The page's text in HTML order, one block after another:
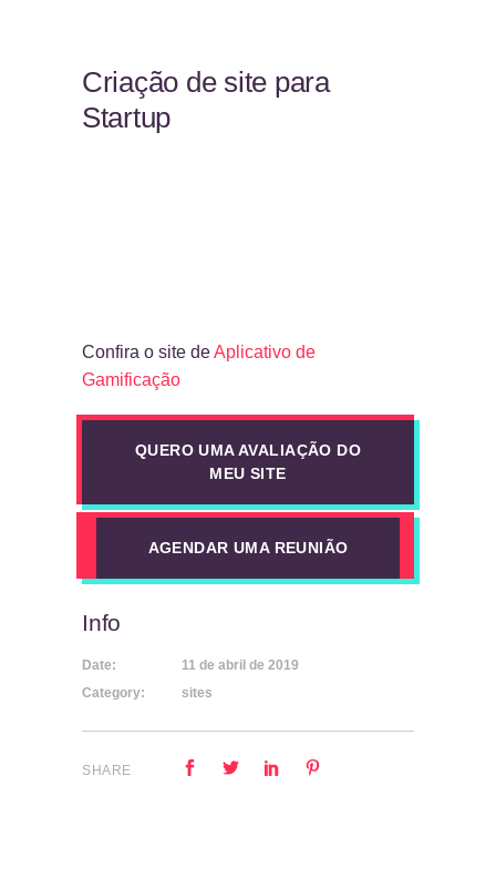
Criação de site para
Startup
Confira o site deAplicativo de
Gamificação
QUERO UMA AVALIAÇÃO DO
MEU SITE
AGENDAR UMA REUNIÃO
Info
Date:
11 de abril de 2019
Category:
sites
SHARE